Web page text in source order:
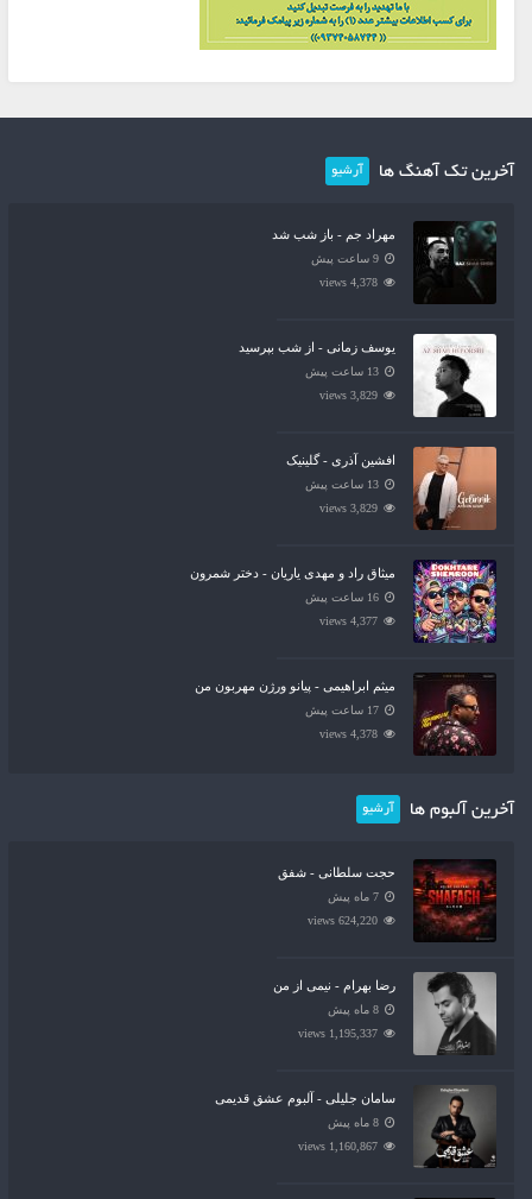
آخرین تک آهنگ ها آرشیو
مهراد جم - باز شب شد
9 ساعت پیش
4,378 views
یوسف زمانی - از شب بپرسید
13 ساعت پیش
3,829 views
افشین آذری - گلینیک
13 ساعت پیش
3,829 views
میثاق راد و مهدی یاریان - دختر شمرون
16 ساعت پیش
4,377 views
میثم ابراهیمی - پیانو ورژن مهربون من
17 ساعت پیش
4,378 views
آخرین آلبوم ها آرشیو
حجت سلطانی - شفق
7 ماه پیش
624,220 views
رضا بهرام - نیمی از من
8 ماه پیش
1,195,337 views
سامان جلیلی - آلبوم عشق قدیمی
8 ماه پیش
1,160,867 views